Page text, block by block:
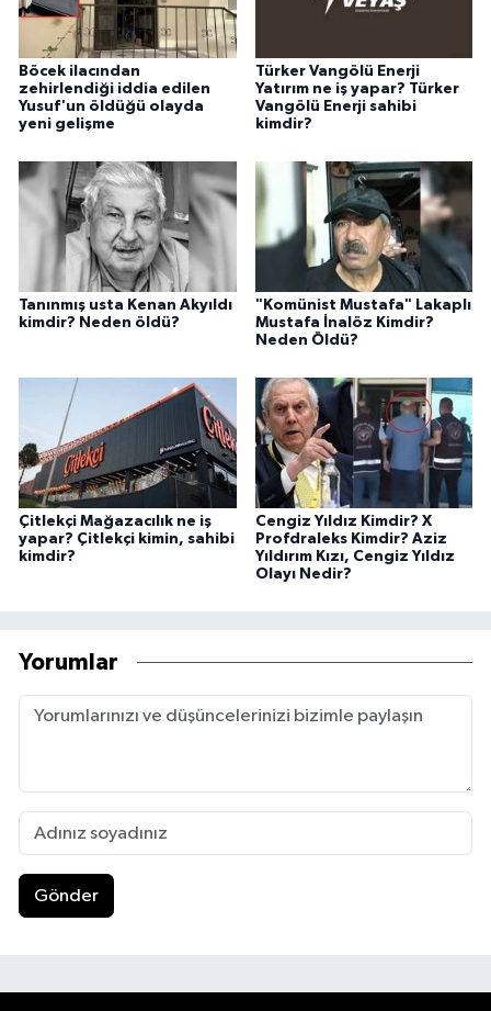
Böcek ilacından
zehirlendiği iddia edilen
Yusuf'un öldüğü olayda
yeni gelişme
Türker Vangölü Enerji
Yatırım ne iş yapar? Türker
Vangölü Enerji sahibi
kimdir?
Tanınmış usta Kenan Akyıldı
kimdir? Neden öldü?
"Komünist Mustafa" Lakaplı
Mustafa İnalöz Kimdir?
Neden Öldü?
Çitlekçi Mağazacılık ne iş
yapar? Çitlekçi kimin, sahibi
kimdir?
Cengiz Yıldız Kimdir? X
Profdraleks Kimdir? Aziz
Yıldırım Kızı, Cengiz Yıldız
Olayı Nedir?
Yorumlar
Gönder